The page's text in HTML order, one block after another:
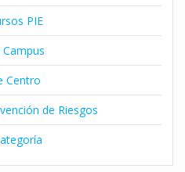
PIE
Campus
Centro
de Riesgos